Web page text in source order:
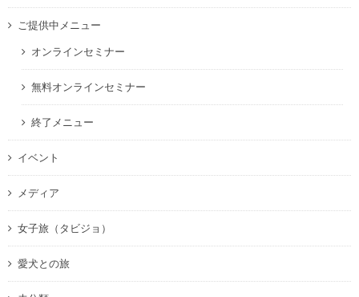
ご提供中メニュー
オンラインセミナー
無料オンラインセミナー
終了メニュー
イベント
メディア
女子旅（タビジョ）
愛犬との旅